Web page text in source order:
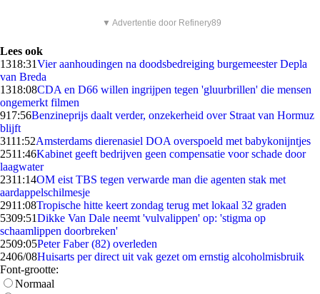
▼ Advertentie door Refinery89
Lees ook
1318:31Vier aanhoudingen na doodsbedreiging burgemeester Depla
van Breda
1318:08CDA en D66 willen ingrijpen tegen 'gluurbrillen' die mensen
ongemerkt filmen
917:56Benzineprijs daalt verder, onzekerheid over Straat van Hormuz
blijft
3111:52Amsterdams dierenasiel DOA overspoeld met babykonijntjes
2511:46Kabinet geeft bedrijven geen compensatie voor schade door
laagwater
2311:14OM eist TBS tegen verwarde man die agenten stak met
aardappelschilmesje
2911:08Tropische hitte keert zondag terug met lokaal 32 graden
5309:51Dikke Van Dale neemt 'vulvalippen' op: 'stigma op
schaamlippen doorbreken'
2509:05Peter Faber (82) overleden
2406/08Huisarts per direct uit vak gezet om ernstig alcoholmisbruik
Font-grootte:
Normaal